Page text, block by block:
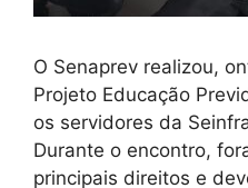
O Senaprev realizou,
Projeto Educação
os servidores da
Durante o encontro,
principais direitos e